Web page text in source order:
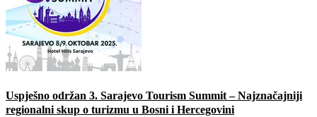
Uspješno održan 3. Sarajevo Tourism Summit – Najznačajniji
regionalni skup o turizmu u Bosni i Hercegovini